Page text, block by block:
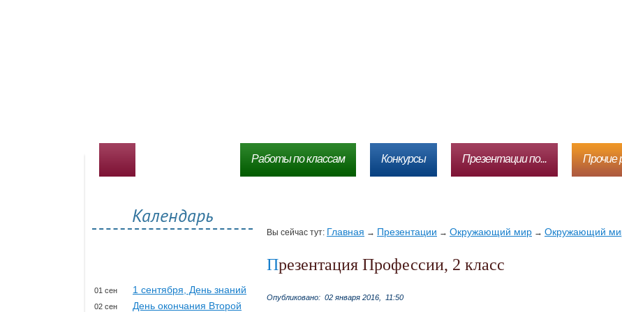
Работы по классам Конкурсы Презентации по... Прочие
Вы сейчас тут: Главная → Презентации → Окружающий мир → Окружающий
Презентация Профессии, 2 класс
Опубликовано: 02 января 2016, 11:50
Календарь
01 сен 1 сентября, День знаний
02 сен
День окончания Второй